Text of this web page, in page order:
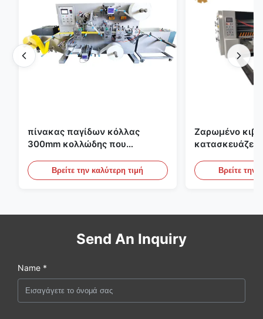
πίνακας παγίδων κόλλας
300mm κολλώδης που
γεωργίαΒρείτε την καλύτερη τιμή
Ζαρωμένο
κατασκευάζει
το ζαρωμένο
Βρείτε την
Send An Inquiry
Name *